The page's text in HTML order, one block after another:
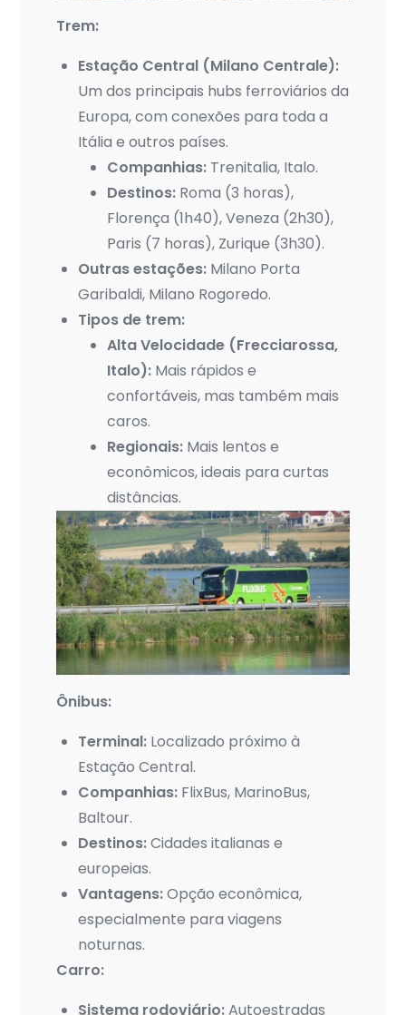
Trem:
Estação Central (Milano Centrale):
Um dos principais hubs ferroviários da
Europa, com conexões para toda a
Itália e outros países.
Companhias: Trenitalia, Italo.
Destinos: Roma (3 horas),
Florença (1h40), Veneza (2h30),
Paris (7 horas), Zurique (3h30).
Outras estações: Milano Porta
Garibaldi, Milano Rogoredo.
Tipos de trem:
Alta Velocidade (Frecciarossa,
Italo): Mais rápidos e
confortáveis, mas também mais
caros.
Regionais: Mais lentos e
econômicos, ideais para curtas
distâncias.
Ônibus:
Terminal: Localizado próximo à
Estação Central.
Companhias: FlixBus, MarinoBus,
Baltour.
Destinos:Cidades italianas e
europeias.
Vantagens:Opção econômica,
especialmente para viagens
noturnas.
Carro:
Sistema rodoviário:Autoestradas